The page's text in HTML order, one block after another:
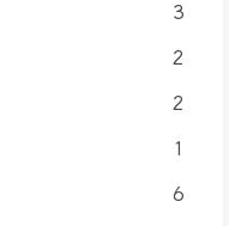
3
2
2
1
6